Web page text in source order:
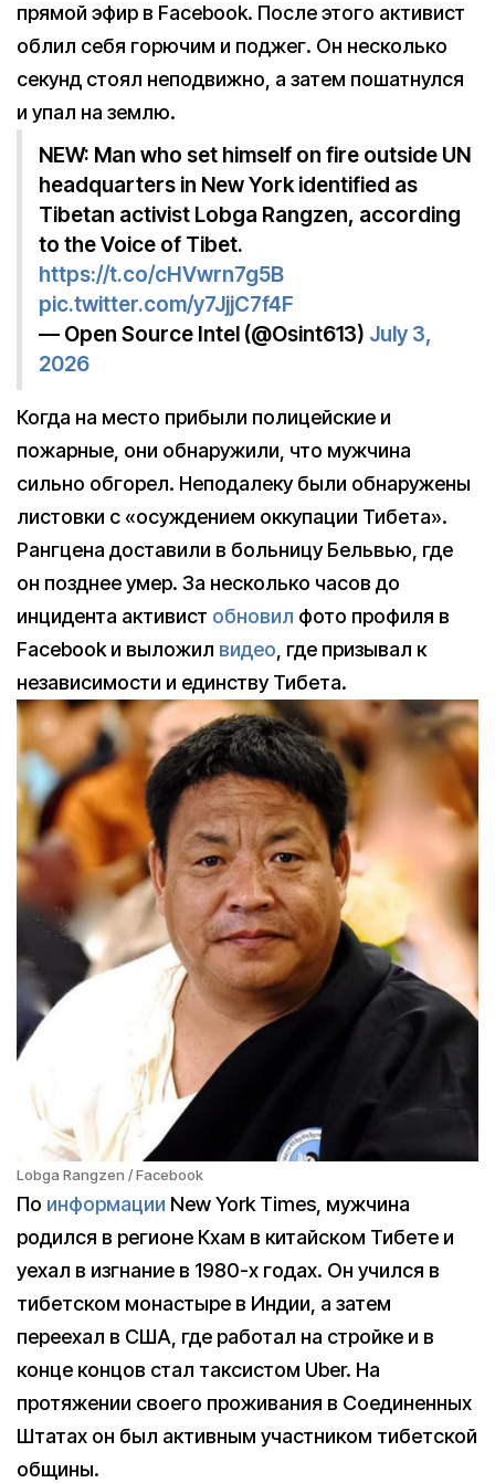
прямой эфир в Facebook. После этого активист
облил себя горючим и поджег. Он несколько
секунд стоял неподвижно, а затем пошатнулся
и упал на землю.
NEW: Man who set himself on fire outside UN
headquarters in New York identified as
Tibetan activist Lobga Rangzen, according
to the Voice of Tibet.
https://t.co/cHVwrn7g5B
pic.twitter.com/y7JjjC7f4F
— Open Source Intel (@Osint613) July 3,
2026
Когда на место прибыли полицейские и
пожарные, они обнаружили, что мужчина
сильно обгорел. Неподалеку были обнаружены
листовки с «осуждением оккупации Тибета».
Рангцена доставили в больницу Бельвью, где
он позднее умер. За несколько часов до
инцидента активист обновил фото профиля в
Facebook и выложил видео , где призывал к
независимости и единству Тибета.
Lobga Rangzen / Facebook
По информации New York Times, мужчина
родился в регионе Кхам в китайском Тибете и
уехал в изгнание в 1980-х годах. Он учился в
тибетском монастыре в Индии, а затем
переехал в США, где работал на стройке и в
конце концов стал таксистом Uber. На
протяжении своего проживания в Соединенных
Штатах он был активным участником тибетской
общины.